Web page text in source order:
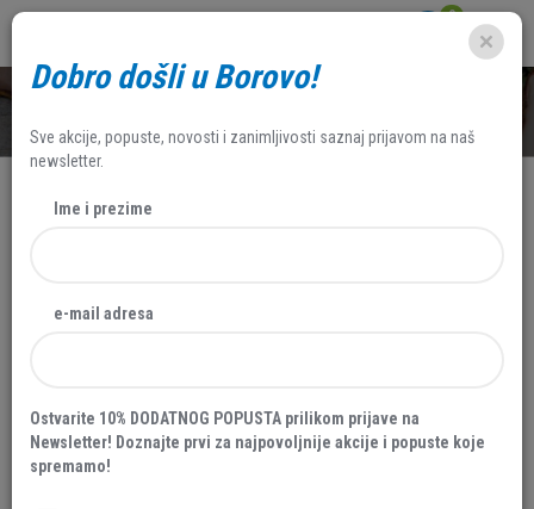
0
Dobro došli u Borovo!
Sve akcije, popuste, novosti i zanimljivosti saznaj prijavom na naš
newsletter.
Ime i prezime
e-mail adresa
Ostvarite 10% DODATNOG POPUSTA prilikom prijave na
Newsletter! Doznajte prvi za najpovoljnije akcije i popuste koje
spremamo!